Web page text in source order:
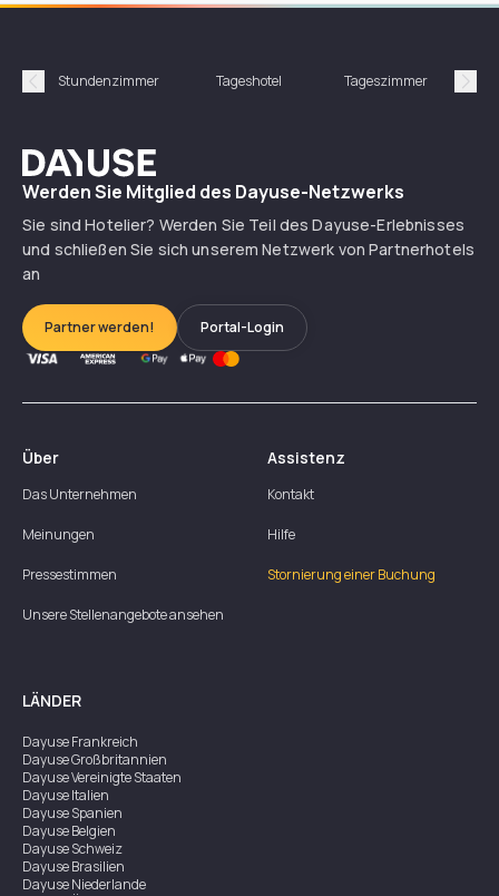
Précédent
Stundenzimmer Tageshotel Tageszimmer
Dayuse
Werden Sie Mitglied des Dayuse-Netzwerks
Sie sind Hotelier? Werden Sie Teil des Dayuse-Erlebnisses
und schließen Sie sich unserem Netzwerk von Partnerhotels
an
Partner werden! Portal-Login
Über
Das Unternehmen
Meinungen
Pressestimmen
Unsere Stellenangebote ansehen
Assistenz
Kontakt
Hilfe
Stornierung einer Buchung
LÄNDER
DayuseFrankreich
DayuseGroßbritannien
DayuseVereinigte Staaten
DayuseItalien
DayuseSpanien
DayuseBelgien
DayuseSchweiz
DayuseBrasilien
DayuseNiederlande